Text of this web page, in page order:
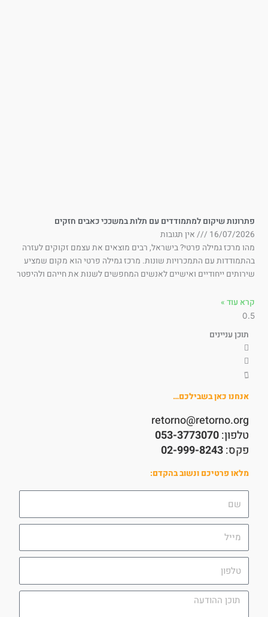
שיקום למתמודדים עם תלות במשככי כאבים חזקים
16/07/
אין תגובות
מרכז גמילה פרטי? בישראל, רבים מוצאים את עצמם זקוקים לעזרה
עם התמכרויות שונות. מרכז גמילה פרטי הוא מקום שמציע
ייחודיים ואישיים לאנשים המחפשים לשנות את חייהם ולהיפטר
עוד »
תוכן עניינים
אנחנו כאן בשבילכם…
retorno@retorno.org
טלפון:053-3773070
פקס:02-999-8243
מלאו פרטיכם ונשוב בהקדם: